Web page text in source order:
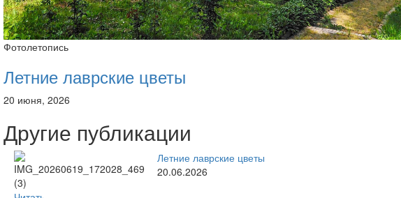
Фотолетопись
Летние лаврские цветы
20 июня, 2026
Другие публикации
Летние лаврские цветы
20.06.2026